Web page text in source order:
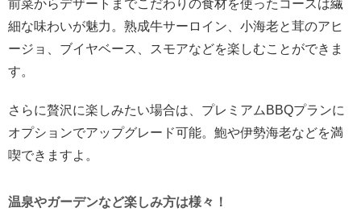
前菜からデザートまでこだわりの食材を使ったコースは繊
細な味わいが魅力。熟成牛サーロイン、小海老と茸のアヒ
ージョ、ブイヤベース、スモアなどを楽しむことができま
す。
さらに贅沢に楽しみたい場合は、プレミアムBBQプランに
オプションでアップグレード可能。鮑や伊勢海老などを満
喫できますよ。
温泉やガーデンなど楽しみ方は様々！